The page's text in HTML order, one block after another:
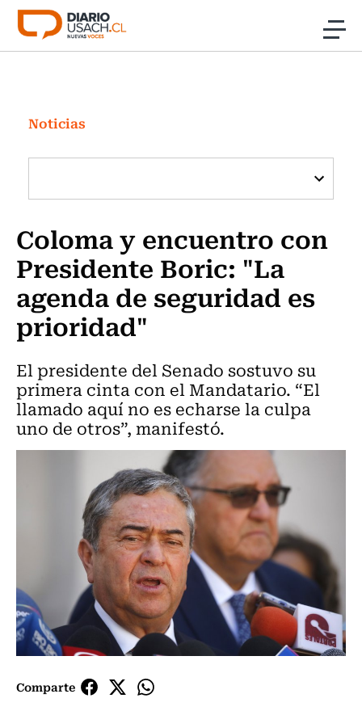
Click acá para ir directamente al contenido
Investigación
Cultura
Programas Radio y TV Usach
Noticias
Coloma y encuentro con
Presidente Boric: "La
agenda de seguridad es
prioridad"
El presidente del Senado sostuvo su
primera cinta con el Mandatario. “El
llamado aquí no es echarse la culpa
uno de otros”, manifestó.
Comparte